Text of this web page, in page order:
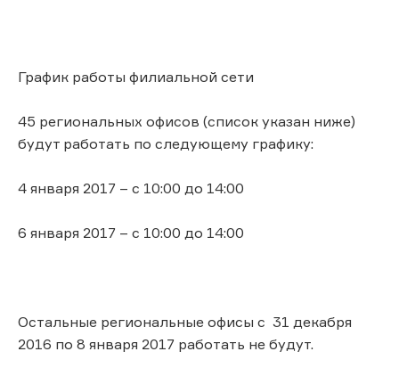
График работы филиальной сети
45 региональных офисов (список указан ниже)
будут работать по следующему графику:
4 января 2017 – с 10:00 до 14:00
6 января 2017 – с 10:00 до 14:00
Остальные региональные офисы с 31 декабря
2016 по 8 января 2017 работать не будут.